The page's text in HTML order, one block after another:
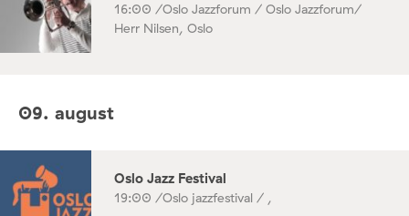
16:00 /Oslo Jazzforum / Oslo Jazzforum/
Herr Nilsen, Oslo
09. august
Oslo Jazz Festival
19:00 /Oslo jazzfestival / ,